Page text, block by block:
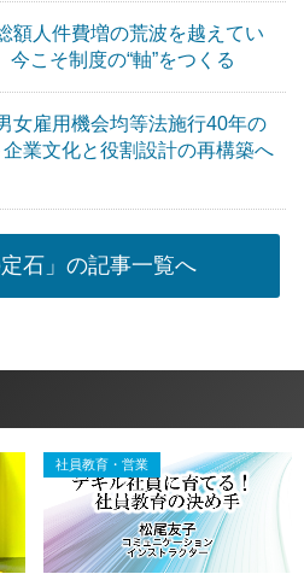
人件費増の荒波を越えてい
今こそ制度の“軸”をつくる
雇用機会均等法施行40年の
業文化と役割設計の再構築へ
定石」の記事一覧へ
社員教育・営業